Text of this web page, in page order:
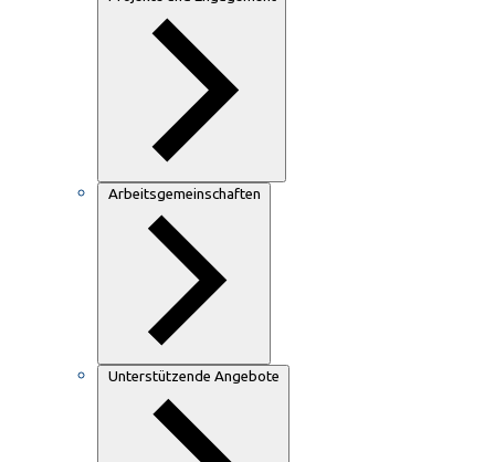
Arbeitsgemeinschaften
Unterstützende Angebote